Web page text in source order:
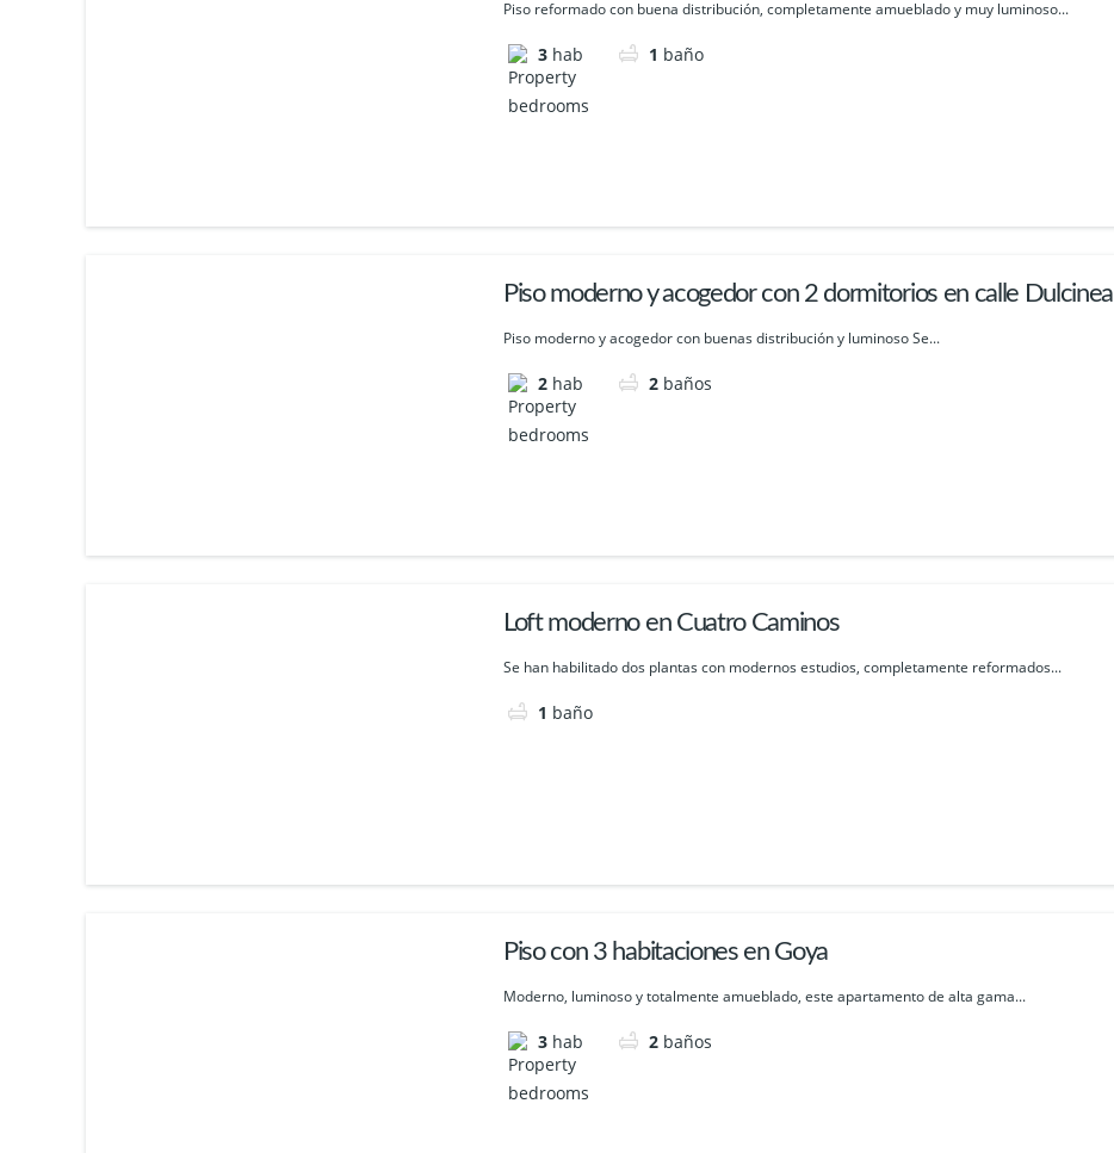
Piso reformado con buena distribución, completamente amueblado y muy luminoso...
3 hab 1 baño
Piso moderno y acogedor con 2 dormitorios en calle Dulcinea
Piso moderno y acogedor con buenas distribución y luminoso Se...
2 hab 2 baños
Loft moderno en Cuatro Caminos
Se han habilitado dos plantas con modernos estudios, completamente reformados...
1 baño
Piso con 3 habitaciones en Goya
Moderno, luminoso y totalmente amueblado, este apartamento de alta gama...
3 hab 2 baños